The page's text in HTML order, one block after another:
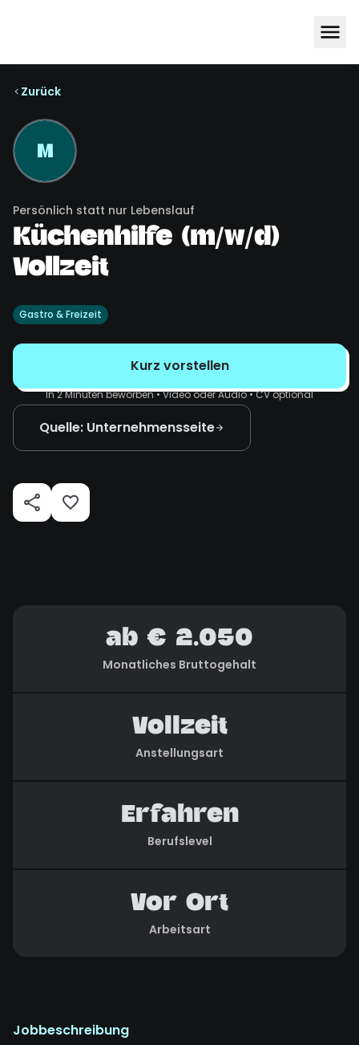
Zurück
M
Persönlich statt nur Lebenslauf
Küchenhilfe (m/w/d)
Vollzeit
Gastro & Freizeit
Kurz vorstellen
In 2 Minuten beworben • Video oder Audio • CV optional
Quelle: Unternehmensseite
ab € 2.050
Monatliches Bruttogehalt
Vollzeit
Anstellungsart
Erfahren
Berufslevel
Vor Ort
Arbeitsart
Jobbeschreibung